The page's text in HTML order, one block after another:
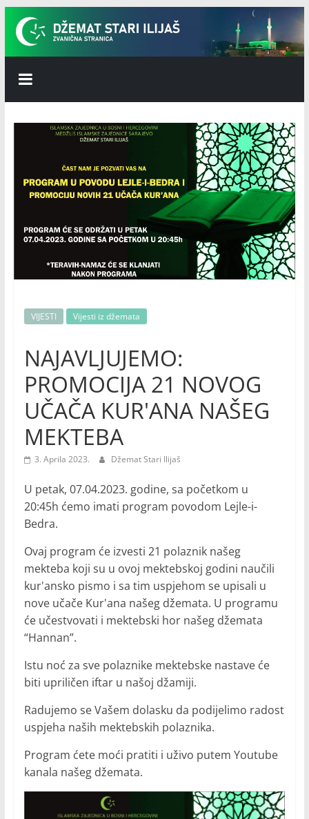
Skip
content
Džemat
Stari
Ilijaš
VIJESTI Vijesti iz džemata
NAJAVLJUJEMO:
PROMOCIJA 21 NOVOG
UČAČA KUR'ANA NAŠEG
MEKTEBA
3. Aprila 2023. Džemat Stari Ilijaš
U petak, 07.04.2023. godine, sa početkom u
20:45h ćemo imati program povodom Lejle-i-
Bedra.
Ovaj program će izvesti 21 polaznik našeg
mekteba koji su u ovoj mektebskoj godini naučili
kur'ansko pismo i sa tim uspjehom se upisali u
nove učače Kur'ana našeg džemata. U programu
će učestvovati i mektebski hor našeg džemata
“Hannan”.
Istu noć za sve polaznike mektebske nastave će
biti upriličen iftar u našoj džamiji.
Radujemo se Vašem dolasku da podijelimo radost
uspjeha naših mektebskih polaznika.
Program ćete moći pratiti i uživo putem Youtube
kanala našeg džemata.